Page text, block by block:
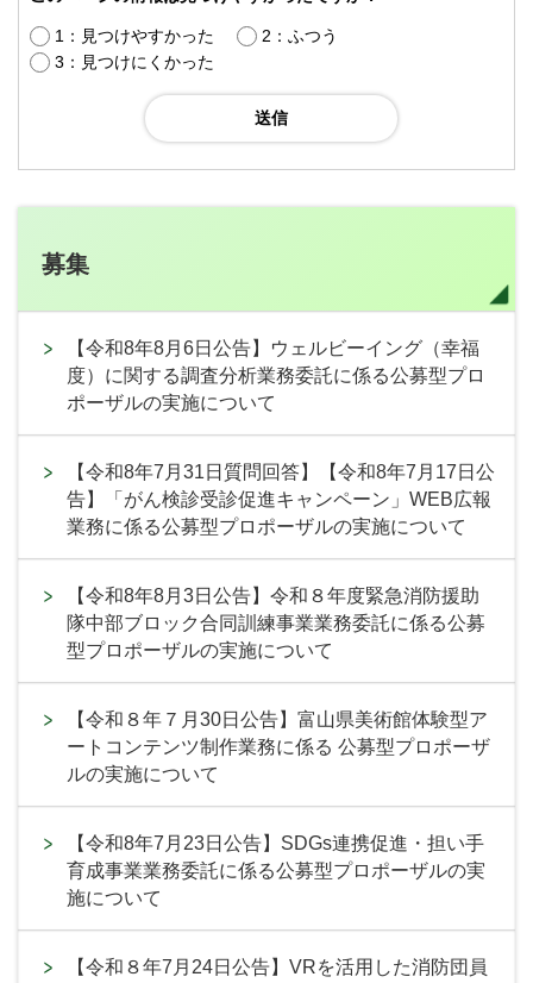
1：見つけやすかった
2：ふつう
3：見つけにくかった
募集
【令和8年8月6日公告】ウェルビーイング（幸福
度）に関する調査分析業務委託に係る公募型プロ
ポーザルの実施について
【令和8年7月31日質問回答】【令和8年7月17日公
告】「がん検診受診促進キャンペーン」WEB広報
業務に係る公募型プロポーザルの実施について
【令和8年8月3日公告】令和８年度緊急消防援助
隊中部ブロック合同訓練事業業務委託に係る公募
型プロポーザルの実施について
【令和８年７月30日公告】富山県美術館体験型ア
ートコンテンツ制作業務に係る 公募型プロポーザ
ルの実施について
【令和8年7月23日公告】SDGs連携促進・担い手
育成事業業務委託に係る公募型プロポーザルの実
施について
【令和８年7月24日公告】VRを活用した消防団員